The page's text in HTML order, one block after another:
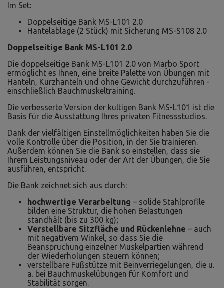
Im Set:
Doppelseitige Bank MS-L101 2.0
Hantelablage (2 Stück) mit Sicherung MS-S108 2.0
Doppelseitige Bank MS-L101 2.0
Die doppelseitige Bank MS-L101 2.0 von Marbo Sport
ermöglicht es Ihnen, eine breite Palette von Übungen mit
Hanteln, Kurzhanteln und ohne Gewicht durchzuführen -
einschließlich Bauchmuskeltraining.
Die verbesserte Version der kultigen Bank MS-L101 ist die
Basis für die Ausstattung Ihres privaten Fitnessstudios.
Dank der vielfältigen Einstellmöglichkeiten haben Sie die
volle Kontrolle über die Position, in der Sie trainieren.
Außerdem können Sie die Bank so einstellen, dass sie
Ihrem Leistungsniveau oder der Art der Übungen, die Sie
ausführen, entspricht.
Die Bank zeichnet sich aus durch:
hochwertige Verarbeitung – solide Stahlprofile
bilden eine Struktur, die hohen Belastungen
standhält (bis zu 300 kg);
Verstellbare Sitzfläche und Rückenlehne – auch
mit negativem Winkel, so dass Sie die
Beanspruchung einzelner Muskelpartien während
der Wiederholungen steuern können;
verstellbare Fußstütze mit Beinverriegelungen, die u.
a. bei Bauchmuskelübungen für Komfort und
Stabilität sorgen.